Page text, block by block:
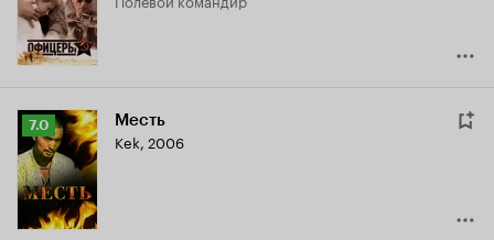
7.6
Рейтинг
Кинопоиска
7.0
7.0 Месть
Kek, 2006